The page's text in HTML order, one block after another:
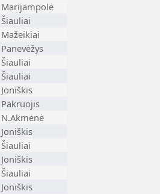
Marijampolė
Šiauliai
Mažeikiai
Panevėžys
Šiauliai
Šiauliai
Joniškis
Pakruojis
N.Akmenė
Joniškis
Šiauliai
Joniškis
Šiauliai
Joniškis